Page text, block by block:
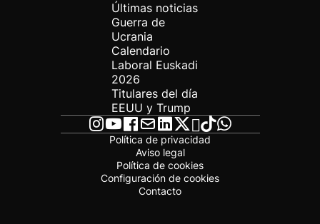
Últimas noticias
Guerra de
Ucrania
Calendario
Laboral Euskadi
2026
Titulares del día
EEUU y Trump
Política de privacidad
Aviso legal
Política de cookies
Configuración de cookies
Contacto